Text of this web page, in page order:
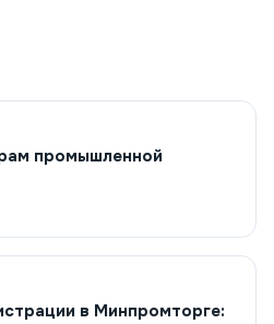
промышленной
в Минпромторге: